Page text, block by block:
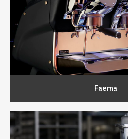
Faema